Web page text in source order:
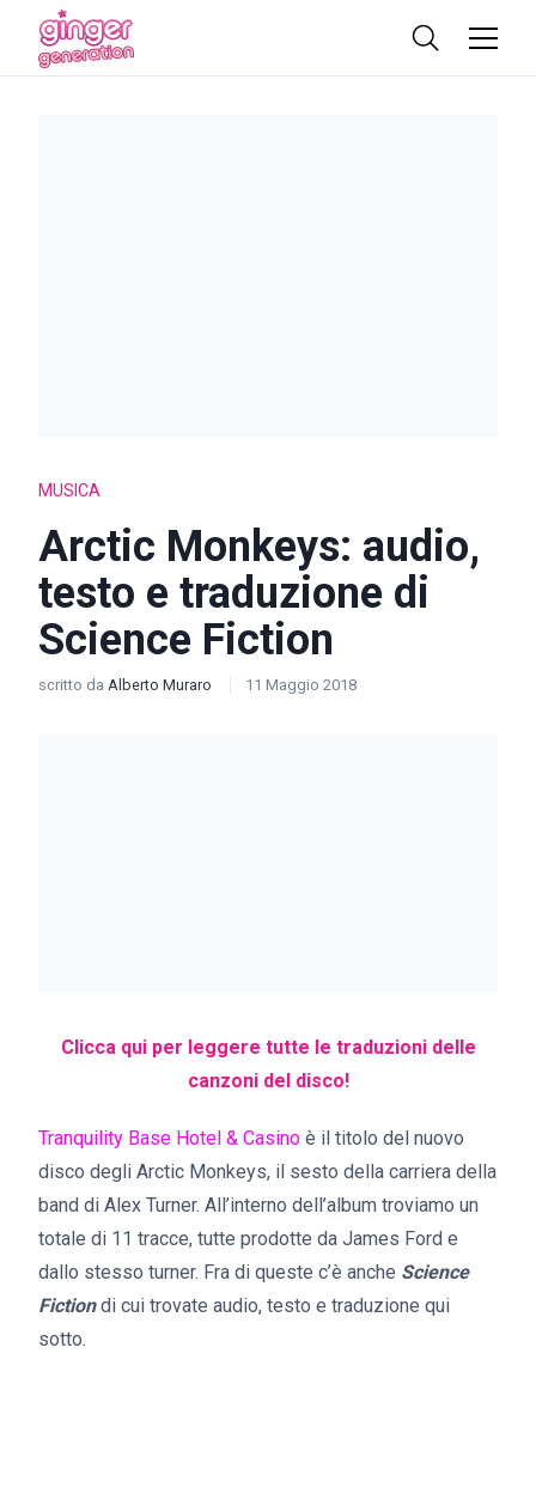
MUSICA
Arctic Monkeys: audio,
testo e traduzione di
Science Fiction
scritto da Alberto Muraro 11 Maggio 2018
Clicca qui per leggere tutte le traduzioni delle
canzoni del disco!
Tranquility Base Hotel & Casino è il titolo del nuovo
disco degli Arctic Monkeys, il sesto della carriera della
band di Alex Turner. All’interno dell’album troviamo un
totale di 11 tracce, tutte prodotte da James Ford e
dallo stesso turner. Fra di queste c’è anche Science
Fictiondi cui trovate audio, testo e traduzione qui
sotto.